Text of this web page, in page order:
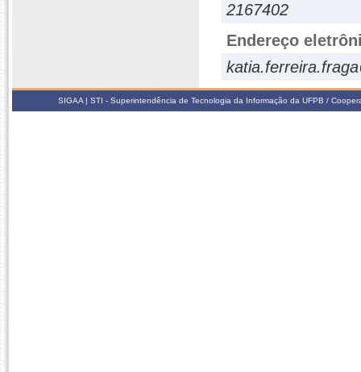
2167402
Endereço
SIGAA | STI - Superintendência de Tecnologia da Informação da UFPB /